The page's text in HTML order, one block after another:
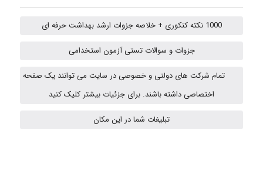
aghajari vahid
1000 نکته کنکوری + خلاصه جزوات ارشد بهداشت حرفه ای
جزوات و سوالات تستی آزمون استخدامی
تمام شرکت های دولتی و خصوصی در سایت می توانند یک صفحه
اختصاصی داشته باشند. برای جزئیات بیشتر کلیک کنید
تبلیغات شما در این مکان